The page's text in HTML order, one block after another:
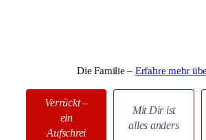
Die Familie – Erfahre mehr
Verrückt –
ein
Aufschrei
Mit Dir ist
alles anders